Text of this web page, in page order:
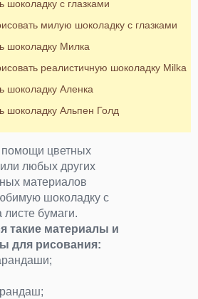
шоколадку с глазками
милую шоколадку с глазками
шоколадку Милка
реалистичную шоколадку Milka
шоколадку Аленка
шоколадку Альпен Голд
цветных
любых других
материалов
шоколадку с
листе бумаги.
такие материалы и
для рисования: